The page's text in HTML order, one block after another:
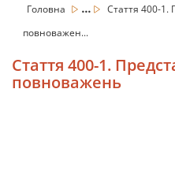
Головна ...
Стаття 400-1.
повноважен...
Стаття 400-1.
повноважень